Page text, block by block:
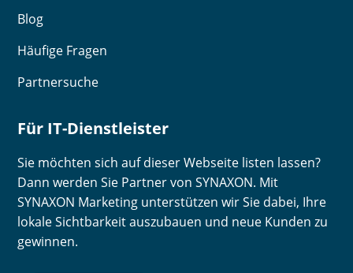
Blog
Häufige Fragen
Partnersuche
Für IT-Dienstleister
Sie möchten sich auf dieser Webseite listen lassen?
Dann werden Sie Partner von SYNAXON. Mit
SYNAXON Marketing unterstützen wir Sie dabei, Ihre
lokale Sichtbarkeit auszubauen und neue Kunden zu
gewinnen.